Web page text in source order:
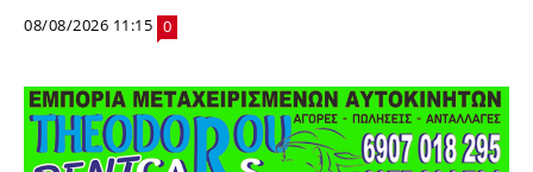
08/08/2026 11:15 0